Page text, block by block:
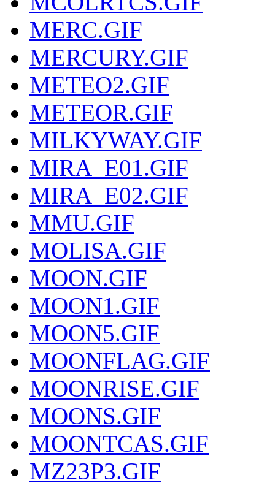
MERC.GIF
MERCURY.GIF
METEO2.GIF
METEOR.GIF
MILKYWAY.GIF
MIRA_E01.GIF
MIRA_E02.GIF
MMU.GIF
MOLISA.GIF
MOON.GIF
MOON1.GIF
MOON5.GIF
MOONFLAG.GIF
MOONRISE.GIF
MOONS.GIF
MOONTCAS.GIF
MZ23P3.GIF